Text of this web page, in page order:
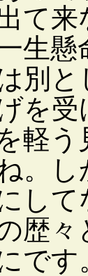
て来
生懸
別
を受
軽
。し
して
歴々
です